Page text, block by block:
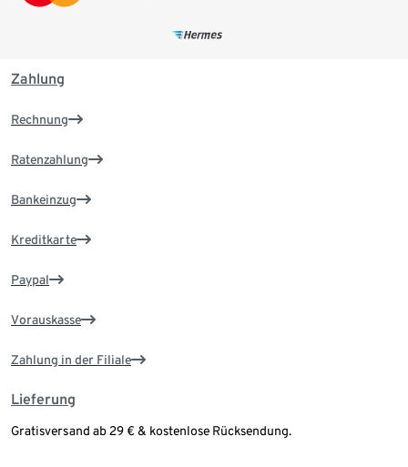
Zahlung
Rechnung
Ratenzahlung
Bankeinzug
Kreditkarte
Paypal
Vorauskasse
Zahlung in der Filiale
Lieferung
Gratisversand ab 29 € & kostenlose Rücksendung.